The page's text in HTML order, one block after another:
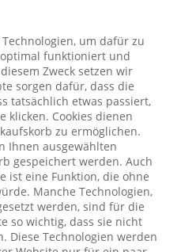
um dafür zu
funktioniert und
Zweck setzen wir
sorgen dafür, dass die
tatsächlich etwas passiert,
klicken. Cookies dienen
zu ermöglichen.
Ihnen ausgewählten
gespeichert werden. Auch
ist eine Funktion, die ohne
Manche Technologien,
werden, sind für die
so wichtig, dass sie nicht
Diese Technologien werden